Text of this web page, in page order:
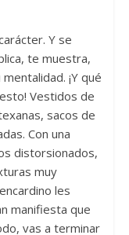
Y se
te muestra,
¡Y qué
Vestidos de
sacos de
Con una
distorsionados,
muy
les
manifiesta que
vas a terminar